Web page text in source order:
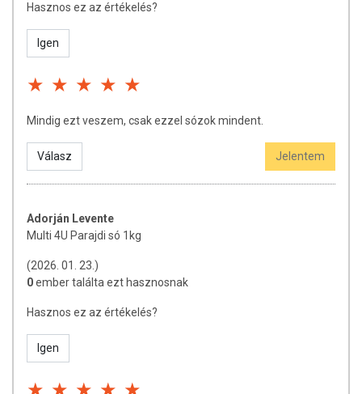
Hasznos ez az értékelés?
Igen
Mindig ezt veszem, csak ezzel sózok mindent.
Válasz Jelentem
Adorján Levente
Multi 4U Parajdi só 1kg
(2026. 01. 23.)
0ember találta ezt hasznosnak
Hasznos ez az értékelés?
Igen